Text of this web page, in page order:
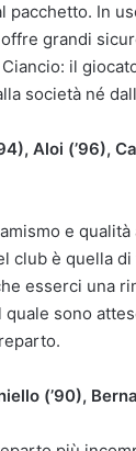
In
grandi
il
società né
Aloi (’96),
e
club è quella
esserci una
sono
(’90),